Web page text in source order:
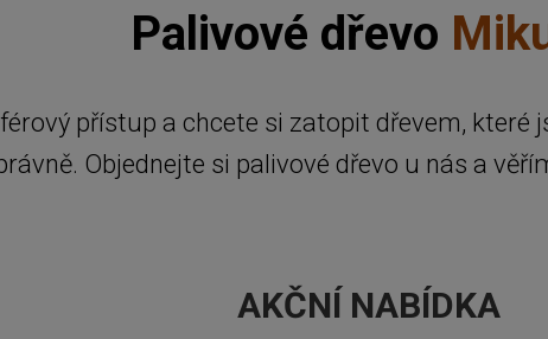
Palivové dřevo
přístup a chcete si zatopit dřevem, které
Objednejte si palivové dřevo u nás a
AKČNÍ NABÍDKA